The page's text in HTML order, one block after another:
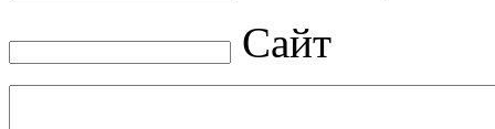
Сайт